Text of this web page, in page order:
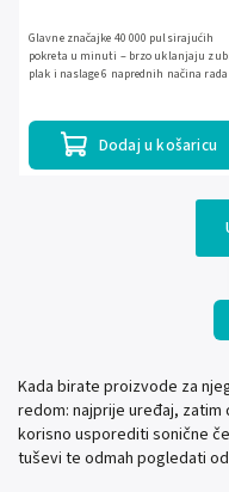
Dodaj u košaricu
Glavne značajke 40 000 pulsirajućih
pokreta u minuti – brzo uklanjaju
plak i naslage 6 naprednih načina rada
Kada birate proizvode za
redom: najprije uređaj,
korisno usporediti sonične
tuševi te odmah pogledati